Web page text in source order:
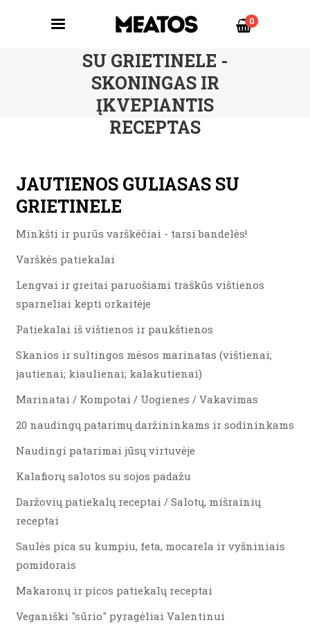
0
JAUTIENOS GULIASAS
SU GRIETINELE -
SKONINGAS IR
ĮKVEPIANTIS
RECEPTAS
JAUTIENOS GULIASAS SU
GRIETINELE
Minkšti ir purūs varškėčiai - tarsi bandelės!
Varškės patiekalai
Lengvai ir greitai paruošiami traškūs vištienos
sparneliai kepti orkaitėje
Patiekalai iš vištienos ir paukštienos
Skanios ir sultingos mėsos marinatas (vištienai;
jautienai; kiaulienai; kalakutienai)
Marinatai / Kompotai / Uogienes / Vakavimas
20 naudingų patarimų daržininkams ir sodininkams
Naudingi patarimai jūsų virtuvėje
Kalafiorų salotos su sojos padažu
Daržovių patiekalų receptai / Salotų, mišrainių
receptai
Saulės pica su kumpiu, feta, mocarela ir vyšniniais
pomidorais
Makaronų ir picos patiekalų receptai
Veganiški "sūrio" pyragėliai Valentinui